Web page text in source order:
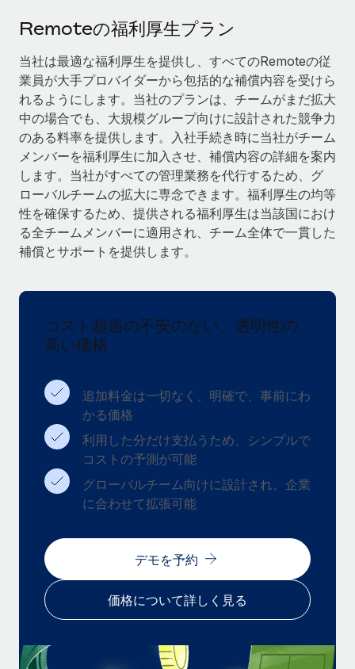
専門家に相談
グローバル人事・コンプライアンスの専門サポート
バックグラウンドチェック
候補者の選考プロセスをシンプルに
Compliance Watchtower
コンプライアンスリスクを先回りして対応
デバイス管理
ITデバイスを世界規模で提供・管理
法人設立
移住・転勤
福利厚生
従業員の福利厚生を簡単に管理
当社とのパートナーシップの可能性を検討する
Remote Build 近日リリース予定
統合とAI自動化に関するコンサルティング
活用事例
ニュースルーム
給与・人材情報
情報センター
サポートを依頼する
すべてのリソースを表示する
ブログ
グローバル給与処理
税務
Remoteの製品アップデート：GustoとXeroの統合お
よびContractor Management Plus（契約社員管理
プラス）
Remoteの使命は、世界のどこにいても、あらゆる規模の企業が
ることです。この数週間で、新しい統合、機能、改良点をリリー
スしました。...
詳細を見る
給与詐欺：種類、事例、ビジネスを守る方法
Remoteの福利厚生プラン
当社は最適な福利厚生を提供し、すべてのRemoteの従
業員が大手プロバイダーから包括的な補償内容を受けら
れるようにします。当社のプランは、チームがまだ拡大
中の場合でも、大規模グループ向けに設計された競争力
のある料率を提供します。入社手続き時に当社がチーム
メンバーを福利厚生に加入させ、補償内容の詳細を案内
します。当社がすべての管理業務を代行するため、グ
ローバルチームの拡大に専念できます。福利厚生の均等
性を確保するため、提供される福利厚生は当該国におけ
る全チームメンバーに適用され、チーム全体で一貫した
補償とサポートを提供します。
コスト超過の不安のない、透明性の
高い価格
追加料金は一切なく、明確で、事前にわ
かる価格
利用した分だけ支払うため、シンプルで
コストの予測が可能
グローバルチーム向けに設計され、企業
に合わせて拡張可能
デモを予約
価格について詳しく見る